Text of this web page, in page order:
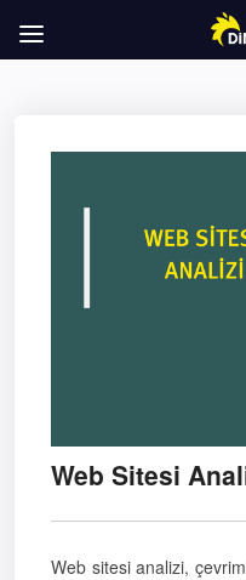
Web Sitesi
Web sitesi analizi, çevrim